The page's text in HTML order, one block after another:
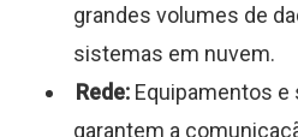
grandes volumes de
sistemas em nuvem.
Rede: Equipamentos
garantem a